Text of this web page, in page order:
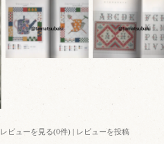
レビューを見る(0件) レビューを投稿